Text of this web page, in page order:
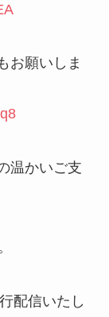
お願いしま
温かいご支
配信いたし